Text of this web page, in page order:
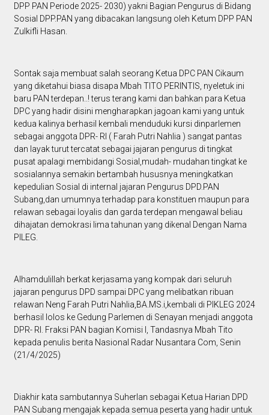
DPP PAN Periode 2025- 2030) yakni Bagian Pengurus di Bidang
Sosial DPP.PAN yang dibacakan langsung oleh Ketum DPP PAN
Zulkifli Hasan.
Sontak saja membuat salah seorang Ketua DPC PAN Cikaum
yang diketahui biasa disapa Mbah TITO PERINTIS, nyeletuk ini
baru PAN terdepan..! terus terang kami dan bahkan para Ketua
DPC yang hadir disini mengharapkan jagoan kami yang untuk
kedua kalinya berhasil kembali menduduki kursi dinparlemen
sebagai anggota DPR- RI ( Farah Putri Nahlia ) sangat pantas
dan layak turut tercatat sebagai jajaran pengurus di tingkat
pusat apalagi membidangi Sosial,mudah- mudahan tingkat ke
sosialannya semakin bertambah hususnya meningkatkan
kepedulian Sosial di internal jajaran Pengurus DPD.PAN
Subang,dan umumnya terhadap para konstituen maupun para
relawan sebagai loyalis dan garda terdepan mengawal beliau
dihajatan demokrasi lima tahunan yang dikenal Dengan Nama
PILEG.
Alhamdulillah berkat kerjasama yang kompak dari seluruh
jajaran pengurus DPD sampai DPC yang melibatkan ribuan
relawan Neng Farah Putri Nahlia,BA.MS.i,kembali di PIKLEG 2024
berhasil lolos ke Gedung Parlemen di Senayan menjadi anggota
DPR- RI. Fraksi PAN bagian Komisi I, Tandasnya Mbah Tito
kepada penulis berita Nasional Radar Nusantara Com, Senin
(21/4/2025)
Diakhir kata sambutannya Suherlan sebagai Ketua Harian DPD
PAN Subang mengajak kepada semua peserta yang hadir untuk